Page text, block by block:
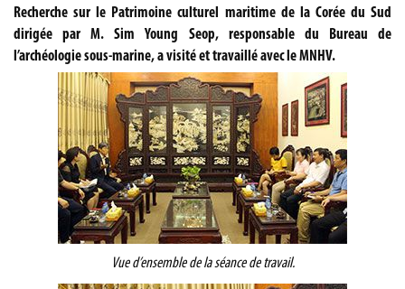
Recherche sur le Patrimoine culturel maritime de la Corée du Sud
dirigée par M. Sim Young Seop, responsable du Bureau de
l’archéologie sous-marine, a visité et travaillé avec le MNHV.
Vue d’ensemble de la séance de travail.